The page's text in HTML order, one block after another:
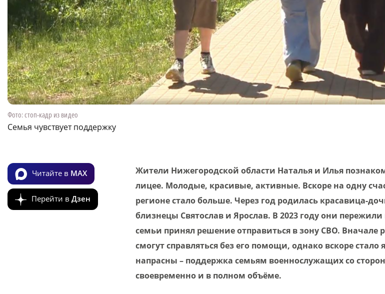
Фото: стоп-кадр из видео
Семья чувствует поддержку
Читайте в MAX
Перейти в Дзен
Жители Нижегородской области Наталья и Илья
лицее. Молодые, красивые, активные. Вскоре на одну
регионе стало больше. Через год родилась красавица-
близнецы Святослав и Ярослав. В 2023 году они
семьи принял решение отправиться в зону СВО.
смогут справляться без его помощи, однако вскоре
напрасны – поддержка семьям военнослужащих со
своевременно и в полном объёме.